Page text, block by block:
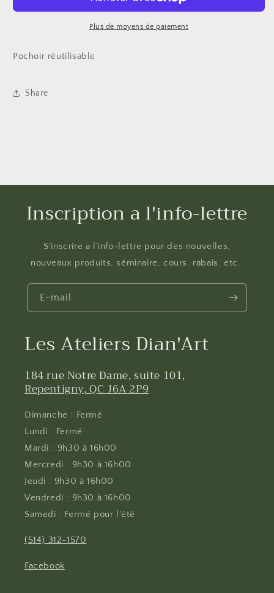
Pochoir
d&#39;érable
Pochoir
d&#39;érable
Plus de moyens de paiement
Pochoir réutilisable
Share
Inscription a l'info-lettre
S'inscrire a l'info-lettre pour des nouvelles,
nouveaux produits, séminaire, cours, rabais, etc..
E-mail
Les Ateliers Dian'Art
184 rue Notre Dame, suite 101,
Repentigny, QC J6A 2P9
Dimanche : Fermé
Lundi : Fermé
Mardi : 9h30 à 16h00
Mercredi : 9h30 à 16h00
Jeudi : 9h30 à 16h00
Vendredi : 9h30 à 16h00
Samedi : Fermé pour l'été
(514) 312-1570
Facebook